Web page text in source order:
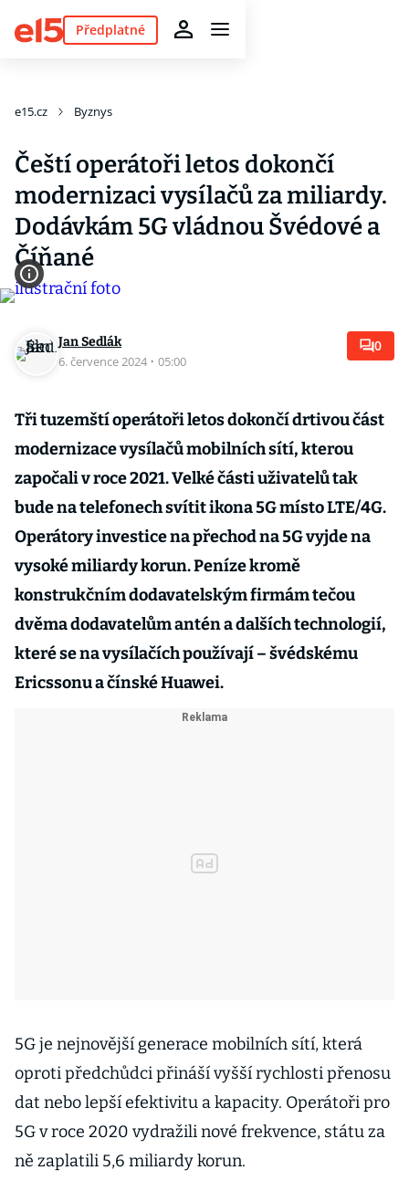
Předplatné
e15.cz Byznys
Čeští operátoři letos dokončí
modernizaci vysílačů za miliardy.
Dodávkám 5G vládnou Švédové a
Číňané
Jan Sedlák
6. července 2024 · 05:00
0
Tři tuzemští operátoři letos dokončí drtivou část
modernizace vysílačů mobilních sítí, kterou
započali v roce 2021. Velké části uživatelů tak
bude na telefonech svítit ikona 5G místo LTE/4G.
Operátory investice na přechod na 5G vyjde na
vysoké miliardy korun. Peníze kromě
konstrukčním dodavatelským firmám tečou
dvěma dodavatelům antén a dalších technologií,
které se na vysílačích používají – švédskému
Ericssonu a čínské Huawei.
5G je nejnovější generace mobilních sítí, která
oproti předchůdci přináší vyšší rychlosti přenosu
dat nebo lepší efektivitu a kapacity. Operátoři pro
5G v roce 2020 vydražili nové frekvence, státu za
ně zaplatili 5,6 miliardy korun.